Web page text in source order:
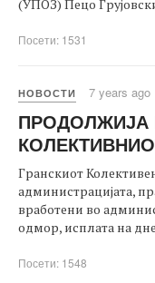
(УПОЗ) Пецo
Посети: 1531
НОВОСТИ 7 years ago
ПРОДОЛЖИЈА
Гранскиот
администрацијата,
вработени во
одмор, исплата на
Посети: 1548